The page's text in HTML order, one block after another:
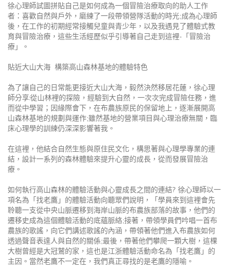
徐心理師試圖拼貼自己是如何成為一個冒險治療取向的助人工作
者：喜歡自然與戶外，磨練了一段帶領營隊活動的時光;成為心理師
後，在工作的初期經常接觸兒童與青少年，以及我遇見了體驗式教
育與冒險治療，這些生活經歷似乎引導著自己走到這裡-「冒險治
療」。
貼近大山大海 構築高山森林基地的體驗特色
為了讓自己的日常能更接近大山大海，毅然決然移居花蓮，徐心理
師分享:從山林裡的探險，經驗到大自然，一次次完成冒險任務，進
而從中學習；因緣際會下，在布農族原民的保留地上，逐漸展開高
山森林基地的規劃與運作;雖然基地的營業項目與心理治療無關，臨
床心理學的訓練仍深深影響著我。
在這裡，他結合自然生態與原住民文化， 構思著與心理學專業的連
結， 設計一系列的森林體驗來提升心靈的成長， 從而發展冒險治
療。
如何執行高山森林的體驗活動與心靈成長之間的連結? 徐心理師以一
項名為「找老鷹」的體驗活動向聽眾們說明，「學員來到這裡會先
聆聽一支從中央山脈遷移到海岸山脈的布農族部落的故事，他們的
遷移史成為這個體驗活動的底蘊脈絡;接著，帶領學員們吟唱一首布
農族的歌謠，向它們講述歌謠的內涵，帶領著他們進入布農族如何
透過聲音表達人與自然的關係;最後，帶著他們攀爬一顆大樹，這棵
大樹曾經是大冠鷲的家，這也是江浙體驗活動命名為「找老鷹」的
主因。當然老鷹不一定在，我們真正尋找的是老鷹的隱喻。